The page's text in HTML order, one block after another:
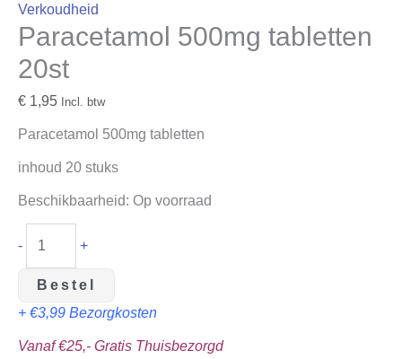
Verkoudheid
Paracetamol 500mg tabletten
20st
€ 1,95 Incl. btw
Paracetamol 500mg tabletten
inhoud 20 stuks
Beschikbaarheid: Op voorraad
- +
Bestel
+ €3,99 Bezorgkosten
Vanaf €25,- Gratis Thuisbezorgd